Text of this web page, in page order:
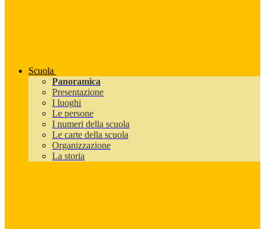
Scuola
Panoramica
Presentazione
I luoghi
Le persone
I numeri della scuola
Le carte della scuola
Organizzazione
La storia